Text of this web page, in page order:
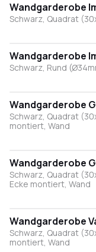
Wandgarderobe
Schwarz, Quadrat
Wandgarderobe
Schwarz, Rund
Wandgarderobe
Schwarz, Quadrat
montiert, Wand
Wandgarderobe
Schwarz, Quadrat
Ecke montiert, Wand
Wandgarderobe
Schwarz, Quadrat
montiert, Wand